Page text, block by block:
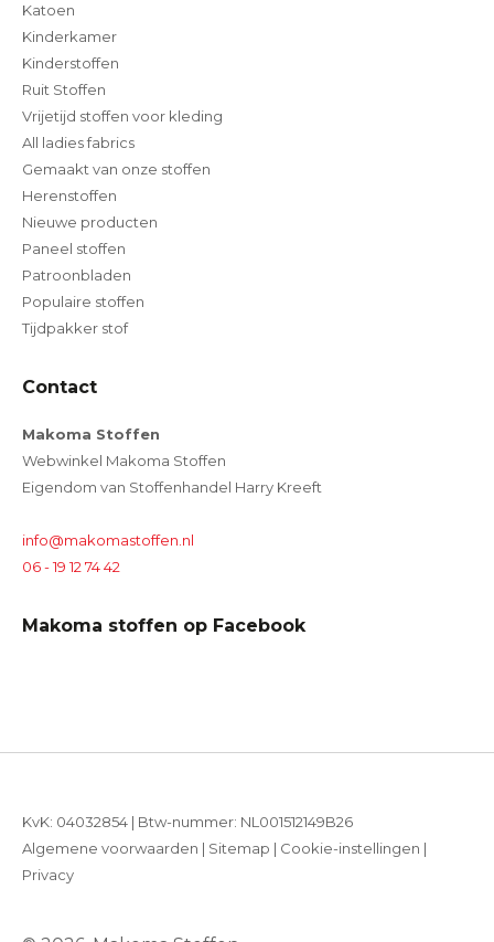
Katoen
Kinderkamer
Kinderstoffen
Ruit Stoffen
Vrijetijd stoffen voor kleding
All ladies fabrics
Gemaakt van onze stoffen
Herenstoffen
Nieuwe producten
Paneel stoffen
Patroonbladen
Populaire stoffen
Tijdpakker stof
Contact
Makoma Stoffen
Webwinkel Makoma Stoffen
Eigendom van Stoffenhandel Harry Kreeft
info@makomastoffen.nl
06 - 19 12 74 42
Makoma stoffen op Facebook
KvK: 04032854 | Btw-nummer: NL001512149B26
Algemene voorwaarden | Sitemap | Cookie-instellingen |
Privacy